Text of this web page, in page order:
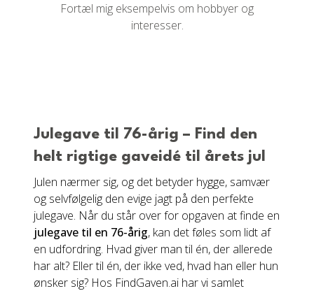
Fortæl mig eksempelvis om hobbyer og
interesser.
Julegave til 76-årig – Find den
helt rigtige gaveidé til årets jul
Julen nærmer sig, og det betyder hygge, samvær
og selvfølgelig den evige jagt på den perfekte
julegave. Når du står over for opgaven at finde en
julegave til en 76-årig, kan det føles som lidt af
en udfordring. Hvad giver man til én, der allerede
har alt? Eller til én, der ikke ved, hvad han eller hun
ønsker sig? Hos FindGaven.ai har vi samlet